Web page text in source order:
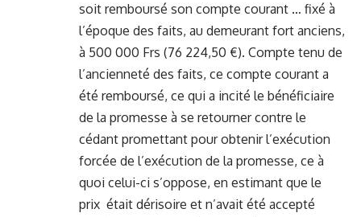
soit remboursé son compte courant … fixé à
l’époque des faits, au demeurant fort anciens,
à 500 000 Frs (76 224,50 €). Compte tenu de
l’ancienneté des faits, ce compte courant a
été remboursé, ce qui a incité le bénéficiaire
de la promesse à se retourner contre le
cédant promettant pour obtenir l’exécution
forcée de l’exécution de la promesse, ce à
quoi celui-ci s’oppose, en estimant que le
prix était dérisoire et n’avait été accepté